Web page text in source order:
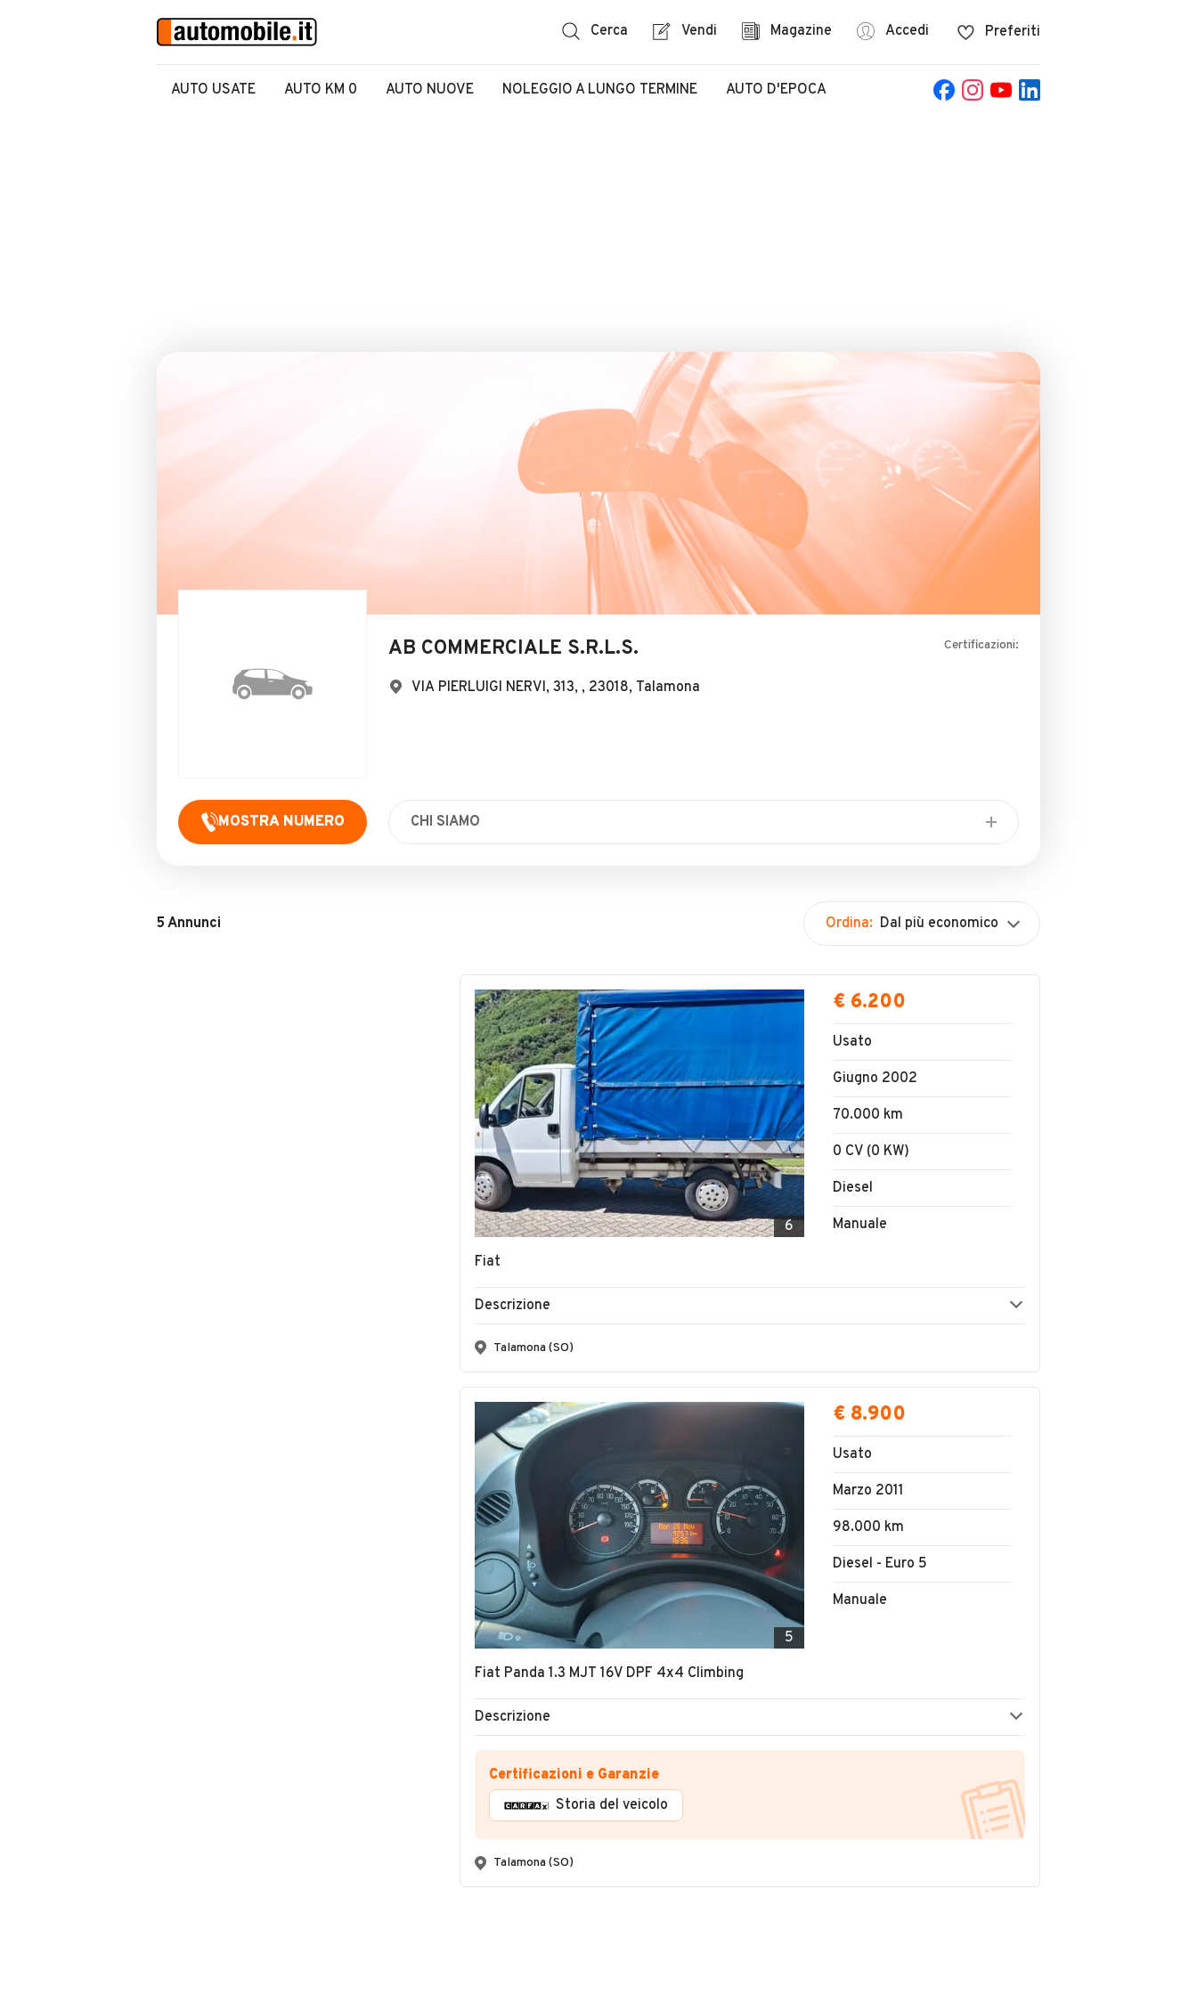
Cerca Vendi Magazine Accedi Preferiti
AUTO USATE AUTO KM 0 AUTO NUOVE NOLEGGIO A LUNGO TERMINE AUTO D'EPOCA
AB COMMERCIALE S.R.L.S. Certificazioni:
VIA PIERLUIGI NERVI, 313, , 23018, Talamona
MOSTRA NUMERO
CHI SIAMO
5 Annunci Ordina: Dal più economico
6
Fiat
€ 6.200
Usato
Giugno 2002
70.000 km
0 CV (0 KW)
Diesel
Manuale
Descrizione
Talamona (SO)
5
Fiat Panda 1.3 MJT 16V DPF 4x4 Climbing
€ 8.900
Usato
Marzo 2011
98.000 km
Diesel - Euro 5
Manuale
Descrizione
Certificazioni e Garanzie
Storia del veicolo
Talamona (SO)